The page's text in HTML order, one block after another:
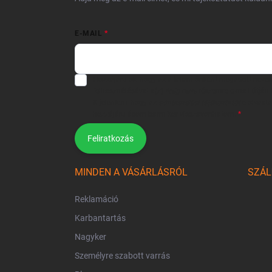
E-MAIL
Feliratkozás
MINDEN A VÁSÁRLÁSRÓL
Reklamáció
Karbantartás
Nagyker
Személyre szabott varrás